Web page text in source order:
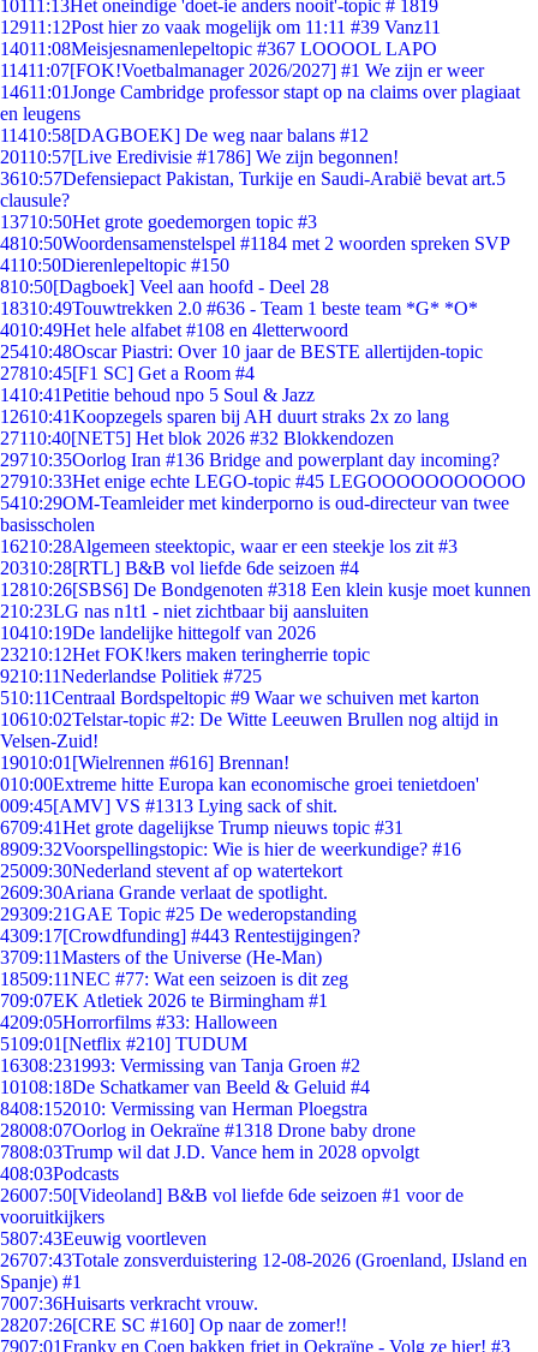
10111:13Het oneindige 'doet-ie anders nooit'-topic # 1819
12911:12Post hier zo vaak mogelijk om 11:11 #39 Vanz11
14011:08Meisjesnamenlepeltopic #367 LOOOOL LAPO
11411:07[FOK!Voetbalmanager 2026/2027] #1 We zijn er weer
14611:01Jonge Cambridge professor stapt op na claims over plagiaat
en leugens
11410:58[DAGBOEK] De weg naar balans #12
20110:57[Live Eredivisie #1786] We zijn begonnen!
3610:57Defensiepact Pakistan, Turkije en Saudi-Arabië bevat art.5
clausule?
13710:50Het grote goedemorgen topic #3
4810:50Woordensamenstelspel #1184 met 2 woorden spreken SVP
4110:50Dierenlepeltopic #150
810:50[Dagboek] Veel aan hoofd - Deel 28
18310:49Touwtrekken 2.0 #636 - Team 1 beste team *G* *O*
4010:49Het hele alfabet #108 en 4letterwoord
25410:48Oscar Piastri: Over 10 jaar de BESTE allertijden-topic
27810:45[F1 SC] Get a Room #4
1410:41Petitie behoud npo 5 Soul & Jazz
12610:41Koopzegels sparen bij AH duurt straks 2x zo lang
27110:40[NET5] Het blok 2026 #32 Blokkendozen
29710:35Oorlog Iran #136 Bridge and powerplant day incoming?
27910:33Het enige echte LEGO-topic #45 LEGOOOOOOOOOOO
5410:29OM-Teamleider met kinderporno is oud-directeur van twee
basisscholen
16210:28Algemeen steektopic, waar er een steekje los zit #3
20310:28[RTL] B&B vol liefde 6de seizoen #4
12810:26[SBS6] De Bondgenoten #318 Een klein kusje moet kunnen
210:23LG nas n1t1 - niet zichtbaar bij aansluiten
10410:19De landelijke hittegolf van 2026
23210:12Het FOK!kers maken teringherrie topic
9210:11Nederlandse Politiek #725
510:11Centraal Bordspeltopic #9 Waar we schuiven met karton
10610:02Telstar-topic #2: De Witte Leeuwen Brullen nog altijd in
Velsen-Zuid!
19010:01 [Wielrennen #616] Brennan!
010:00Extreme hitte Europa kan economische groei tenietdoen'
009:45[AMV] VS #1313 Lying sack of shit.
6709:41Het grote dagelijkse Trump nieuws topic #31
8909:32Voorspellingstopic: Wie is hier de weerkundige? #16
25009:30Nederland stevent af op watertekort
2609:30Ariana Grande verlaat de spotlight.
29309:21GAE Topic #25 De wederopstanding
4309:17[Crowdfunding] #443 Rentestijgingen?
3709:11Masters of the Universe (He-Man)
18509:11NEC #77: Wat een seizoen is dit zeg
709:07EK Atletiek 2026 te Birmingham #1
4209:05Horrorfilms #33: Halloween
5109:01 [Netflix #210] TUDUM
16308:231993: Vermissing van Tanja Groen #2
10108:18De Schatkamer van Beeld & Geluid #4
8408:152010: Vermissing van Herman Ploegstra
28008:07Oorlog in Oekraïne #1318 Drone baby drone
7808:03Trump wil dat J.D. Vance hem in 2028 opvolgt
408:03Podcasts
26007:50[Videoland] B&B vol liefde 6de seizoen #1 voor de
vooruitkijkers
5807:43Eeuwig voortleven
26707:43Totale zonsverduistering 12-08-2026 (Groenland, IJsland en
Spanje) #1
7007:36Huisarts verkracht vrouw.
28207:26[CRE SC #160] Op naar de zomer!!
7907:01Franky en Coen bakken friet in Oekraïne - Volg ze hier! #3